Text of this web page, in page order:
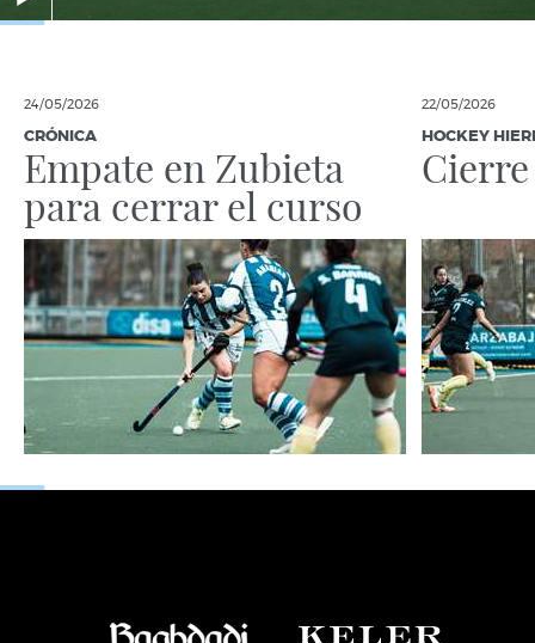
24/05/2026
CRÓNICA
Empate en Zubieta
para cerrar el curso
22/05/2026
HOCKEY
Cierre